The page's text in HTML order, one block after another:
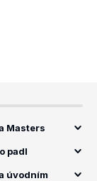
Masters
padl
úvodním